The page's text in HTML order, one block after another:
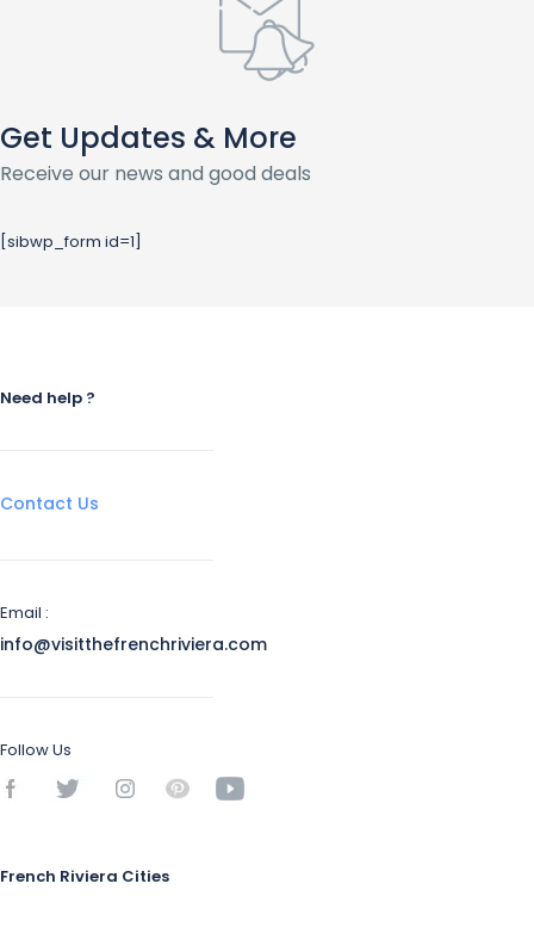
Get Updates & More
Receive our news and good deals
[sibwp_form id=1]
Need help ?
Contact Us
Email :
info@visitthefrenchriviera.com
Follow Us
French Riviera Cities